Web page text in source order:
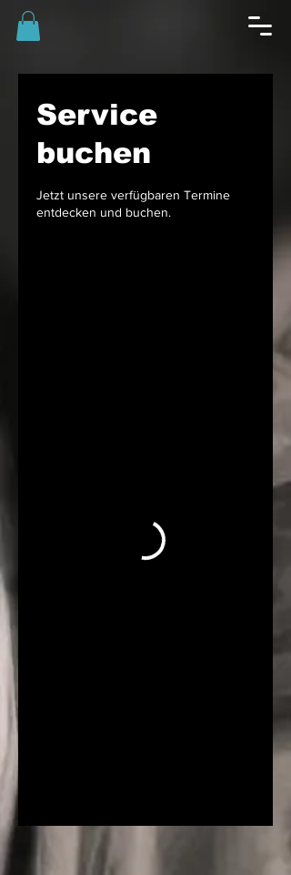
Service
buchen
Jetzt unsere verfügbaren Termine
entdecken und buchen.